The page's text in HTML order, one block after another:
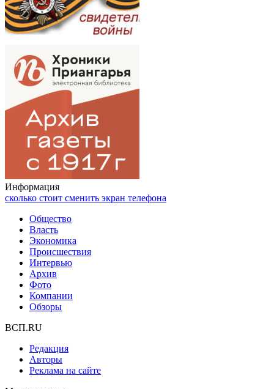
Информация
сколько стоит сменить экран телефона
Общество
Власть
Экономика
Происшествия
Интервью
Архив
Фото
Компании
Обзоры
ВСП.RU
Редакция
Авторы
Реклама на сайте